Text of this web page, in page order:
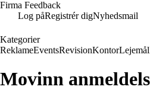
Firma Feedback
Log påRegistrér digNyhedsmail
Kategorier
ReklameEventsRevisionKontorLejemål
Movinn